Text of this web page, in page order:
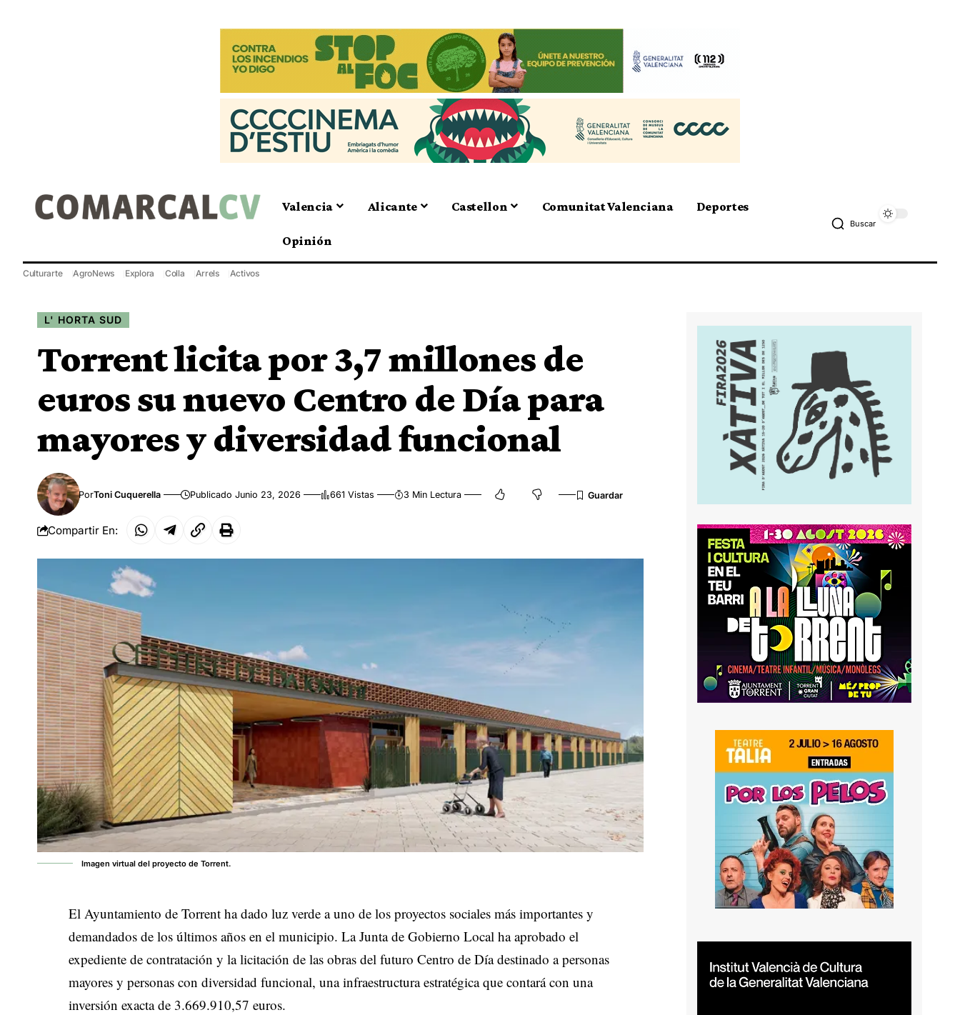
Valencia Alicante Castellon Comunitat Valenciana Deportes
Opinión
Buscar
Culturarte AgroNews Explora Colla Arrels Activos
L' HORTA SUD
Torrent licita por 3,7 millones de
euros su nuevo Centro de Día para
mayores y diversidad funcional
PorToni Cuquerella Publicado Junio 23, 2026 661 Vistas 3 Min Lectura
Compartir En:
Imagen virtual del proyecto de Torrent.
El Ayuntamiento de Torrent ha dado luz verde a uno de los proyectos sociales más importantes y
demandados de los últimos años en el municipio. La Junta de Gobierno Local ha aprobado el
expediente de contratación y la licitación de las obras del futuro Centro de Día destinado a personas
mayores y personas con diversidad funcional, una infraestructura estratégica que contará con una
inversión exacta de 3.669.910,57 euros.